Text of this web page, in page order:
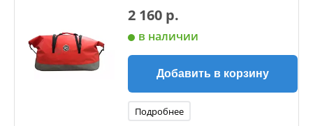
2 160 р.
в наличии
Добавить в корзину
Подробнее